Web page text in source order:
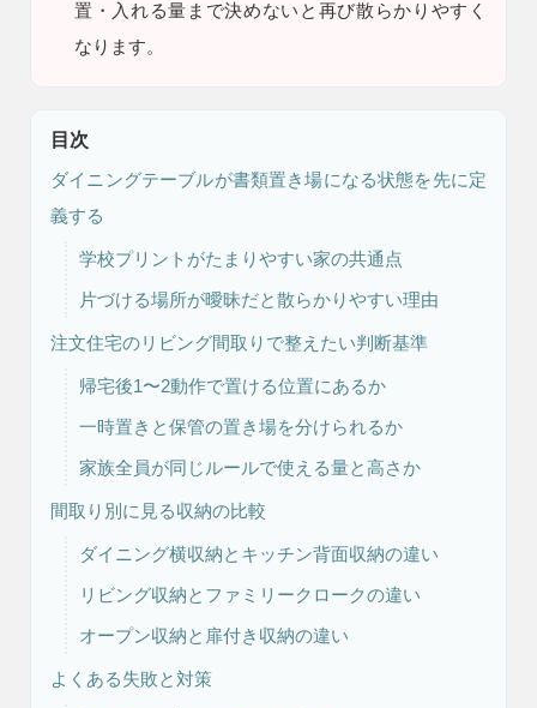
置・入れる量まで決めないと再び散らかりやすく
なります。
目次
ダイニングテーブルが書類置き場になる状態を先に定
義する
学校プリントがたまりやすい家の共通点
片づける場所が曖昧だと散らかりやすい理由
注文住宅のリビング間取りで整えたい判断基準
帰宅後1〜2動作で置ける位置にあるか
一時置きと保管の置き場を分けられるか
家族全員が同じルールで使える量と高さか
間取り別に見る収納の比較
ダイニング横収納とキッチン背面収納の違い
リビング収納とファミリークロークの違い
オープン収納と扉付き収納の違い
よくある失敗と対策
事業用
04-2968-5522
注文住宅 リフォーム
アフターメンテナンス 安心保証制度